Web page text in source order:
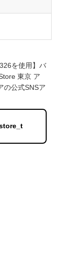
を使用】バ
東京 ア
の公式SNSア